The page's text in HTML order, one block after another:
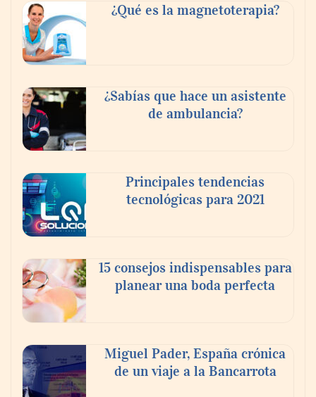
buscan proyectar talento mexicano y
fortalecer el turismo médico
En el Día de la Cerveza, Grupo Modelo
mundo elige para reunirse: 7 de cada 10 la
escogen
compromiso para el eclipse solar del 12 de
agosto
¿Qué es la magnetoterapia?
¿Sabías que hace un asistente
de ambulancia?
Principales tendencias
tecnológicas para 2021
15 consejos indispensables para
planear una boda perfecta
Miguel Pader, España crónica
de un viaje a la Bancarrota